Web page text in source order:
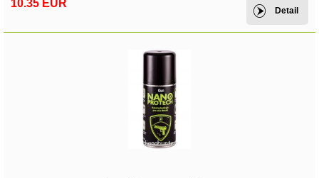
10.35 EUR
Detail